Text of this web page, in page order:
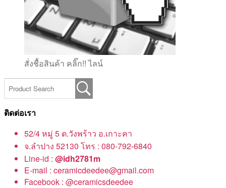
สั่งชื้อสินค้า คลิ๊ก!! ไลน์
ติดต่อเรา
52/4 หมู่ 5 ต.วังพร้าว อ.เกาะคา
จ.ลำปาง 52130 โทร : 080-792-6840
Line-id : @idh2781m
E-mail : ceramicdeedee@gmail.com
Facebook : @ceramicsdeedee